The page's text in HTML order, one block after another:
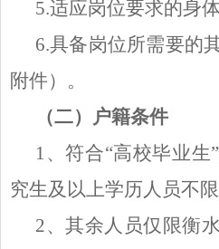
5.适应岗位要求的身
6.具备岗位所需要的
附件）。
（二）户籍条件
1、符合“高校毕业
究生及以上学历人员不限
2、其余人员仅限衡